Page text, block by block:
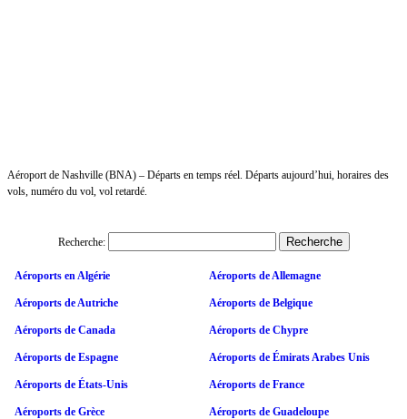
Aéroport de Nashville (BNA) – Départs en temps réel. Départs aujourd’hui, horaires des
vols, numéro du vol, vol retardé.
Recherche:
Aéroports en Algérie Aéroports de Allemagne
Aéroports de Autriche Aéroports de Belgique
Aéroports de Canada Aéroports de Chypre
Aéroports de Espagne Aéroports de Émirats Arabes Unis
Aéroports de États-Unis Aéroports de France
Aéroports de Grèce Aéroports de Guadeloupe